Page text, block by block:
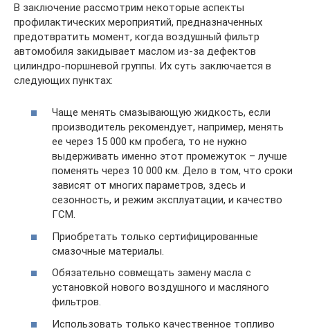
В заключение рассмотрим некоторые аспекты
профилактических мероприятий, предназначенных
предотвратить момент, когда воздушный фильтр
автомобиля закидывает маслом из-за дефектов
цилиндро-поршневой группы. Их суть заключается в
следующих пунктах:
Чаще менять смазывающую жидкость, если
производитель рекомендует, например, менять
ее через 15 000 км пробега, то не нужно
выдерживать именно этот промежуток – лучше
поменять через 10 000 км. Дело в том, что сроки
зависят от многих параметров, здесь и
сезонность, и режим эксплуатации, и качество
ГСМ.
Приобретать только сертифицированные
смазочные материалы.
Обязательно совмещать замену масла с
установкой нового воздушного и масляного
фильтров.
Использовать только качественное топливо